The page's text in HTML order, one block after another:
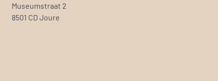
Museumstraat 2
8501 CD Joure